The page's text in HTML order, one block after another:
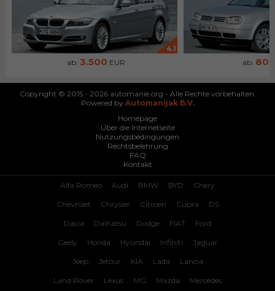
4.1
ab: 3.500 EUR ab: 800
Copyright © 2015 - 2026 automanie.org - Alle Rechte vorbehalten.
Powered by Automanijak B.V.
Homepage
Über die Internetseite
Nutzungsbedingungen
Rechtsbelehrung
FAQ
Kontakt
Alfa Romeo Audi BMW BYD Chery
Chevrolet Chrysler Citroen Cupra DS
Dacia Daihatsu Dodge FIAT Ford
Geely Honda Hyundai Infiniti Jaguar
Jeep Jetour KIA Lada Lancia
Land Rover Lexus MG Mazda Mercedes